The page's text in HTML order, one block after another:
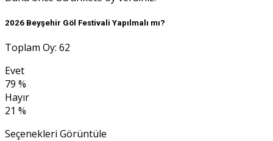
2026 Beyşehir Göl Festivali Yapılmalı mı?
Toplam Oy: 62
Evet
79 %
Hayır
21 %
Seçenekleri Görüntüle